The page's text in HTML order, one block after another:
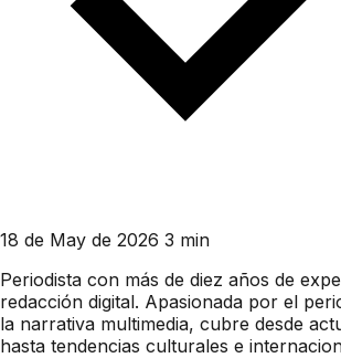
18 de May de 2026 3 min
Periodista con más de diez años de
redacción digital. Apasionada por el
la narrativa multimedia, cubre desde
hasta tendencias culturales e